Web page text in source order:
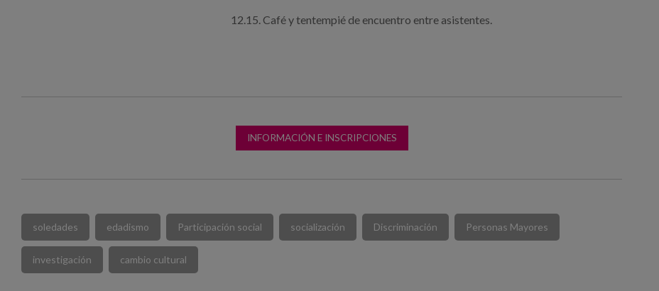
12.15. Café y tentempié de encuentro entre asistentes.
INFORMACIÓN E INSCRIPCIONES
soledades edadismo Participación social socialización Discriminación Personas Mayores
investigación cambio cultural